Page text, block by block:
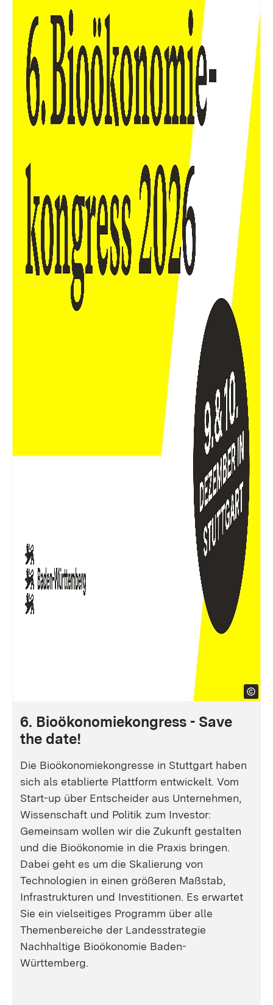
6. Bioökonomiekongress - Save
the date!
Die Bioökonomiekongresse in Stuttgart haben
sich als etablierte Plattform entwickelt. Vom
Start-up über Entscheider aus Unternehmen,
Wissenschaft und Politik zum Investor:
Gemeinsam wollen wir die Zukunft gestalten
und die Bioökonomie in die Praxis bringen.
Dabei geht es um die Skalierung von
Technologien in einen größeren Maßstab,
Infrastrukturen und Investitionen. Es erwartet
Sie ein vielseitiges Programm über alle
Themenbereiche der Landesstrategie
Nachhaltige Bioökonomie Baden-
Württemberg.